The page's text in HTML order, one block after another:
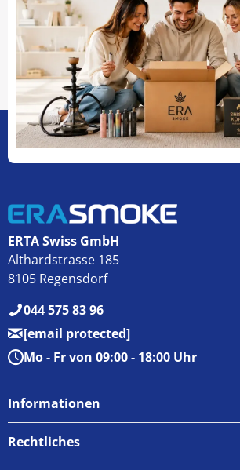
ERTA Swiss GmbH
Althardstrasse 185
8105 Regensdorf
044 575 83 96
[email protected]
Mo - Fr von 09:00 - 18:00 Uhr
Informationen
Über uns
Rechtliches